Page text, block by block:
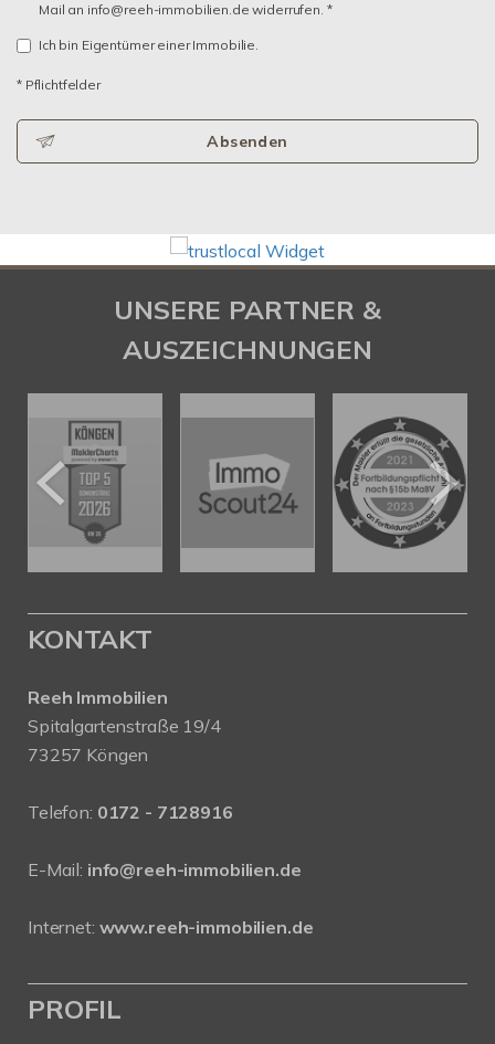
Mail an info@reeh-immobilien.de widerrufen. *
Ich bin Eigentümer einer Immobilie.
* Pflichtfelder
Absenden
UNSERE PARTNER &
AUSZEICHNUNGEN
KONTAKT
Reeh Immobilien
Spitalgartenstraße 19/4
73257 Köngen
Telefon: 0172 - 7128916
E-Mail: info@reeh-immobilien.de
Internet: www.reeh-immobilien.de
PROFIL